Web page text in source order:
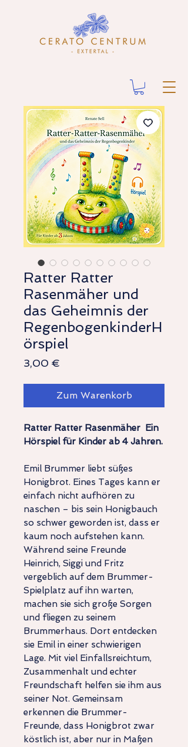
Ratter Ratter
Rasenmäher und
das Geheimnis der
RegenbogenkinderH
örspiel
3,00 €
Zum Warenkorb
Ratter Ratter Rasenmäher Ein
Hörspiel für Kinder ab 4 Jahren.
Emil Brummer liebt süßes
Honigbrot. Eines Tages kann er
einfach nicht aufhören zu
naschen – bis sein Honigbauch
so schwer geworden ist, dass er
kaum noch aufstehen kann.
Während seine Freunde
Heinrich, Siggi und Fritz
vergeblich auf dem Brummer-
Spielplatz auf ihn warten,
machen sie sich große Sorgen
und fliegen zu seinem
Brummerhaus. Dort entdecken
sie Emil in einer schwierigen
Lage. Mit viel Einfallsreichtum,
Zusammenhalt und echter
Freundschaft helfen sie ihm aus
seiner Not. Gemeinsam
erkennen die Brummer-
Freunde, dass Honigbrot zwar
köstlich ist, aber nur in Maßen